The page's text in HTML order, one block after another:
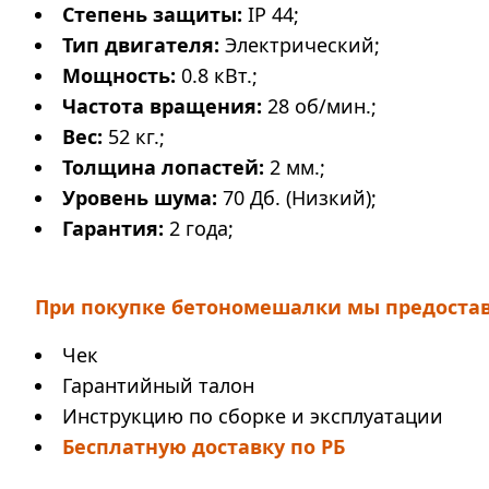
Степень защиты: IP 44;
Тип двигателя: Электрический;
Мощность: 0.8 кВт.;
Частота вращения: 28 об/мин.;
Вес: 52 кг.;
Толщина лопастей: 2 мм.;
Уровень шума: 70 Дб. (Низкий);
Гарантия: 2 года;
При покупке бетономешалки мы
Чек
Гарантийный талон
Инструкцию по сборке и эксплуатации
Бесплатную доставку по РБ